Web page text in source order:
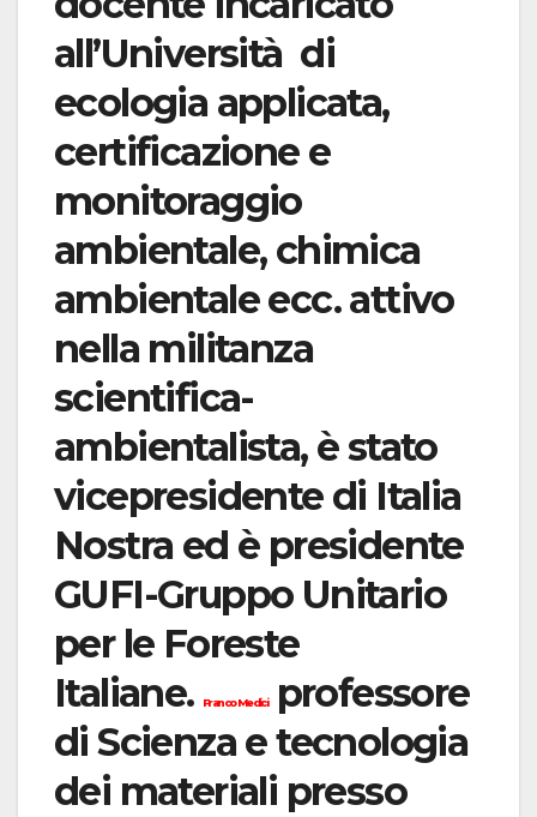
all’Università di
ecologia applicata,
certificazione e
monitoraggio
ambientale, chimica
ambientale ecc. attivo
nella militanza
scientifica-
ambientalista, è stato
vicepresidente di Italia
Nostra ed è presidente
GUFI-Gruppo Unitario
per le Foreste
Italiane.
Franco Medici
professore
di Scienza e tecnologia
dei materiali presso